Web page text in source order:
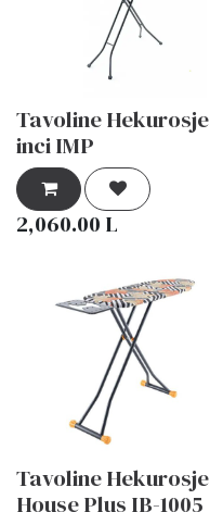
Tavoline Hekurosje
inci IMP
2,060.00 L
Tavoline Hekurosje
House Plus IB-1005